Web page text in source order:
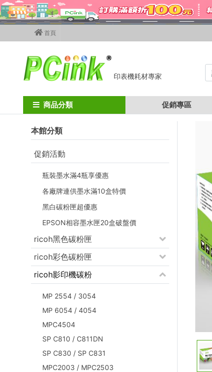
首頁
印表機耗材專家
商品分類 促銷專區
Home ricoh碳粉匣 MPC2800 / MPC3300
本館分類
促銷活動
瓶裝墨水滿4瓶享優惠
各廠牌連供墨水滿10盒特價
黑白碳粉匣超優惠
EPSON相容墨水匣20盒破盤價
ricoh黑色碳粉匣
ricoh彩色碳粉匣
ricoh影印機碳粉
MP 2554 / 3054
MP 6054 / 4054
MPC4504
SP C810 / C811DN
SP C830 / SP C831
MPC2003 / MPC2503